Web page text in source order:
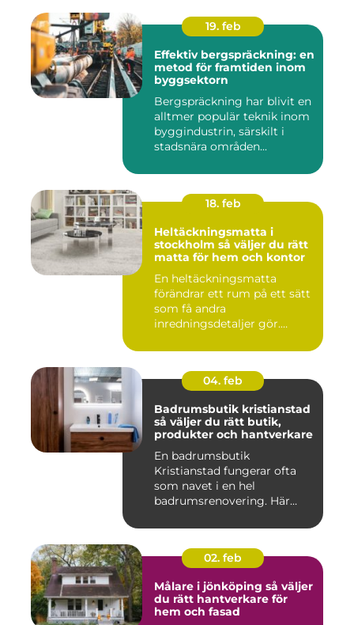
19. feb
Effektiv bergspräckning: en
metod för framtiden inom
byggsektorn
Bergspräckning har blivit en
alltmer populär teknik inom
byggindustrin, särskilt i
stadsnära områden...
18. feb
Heltäckningsmatta i
stockholm så väljer du rätt
matta för hem och kontor
En heltäckningsmatta
förändrar ett rum på ett sätt
som få andra
inredningsdetaljer gör.
04. feb
Badrumsbutik kristianstad
så väljer du rätt butik,
produkter och hantverkare
En badrumsbutik
Kristianstad fungerar ofta
som navet i en hel
badrumsrenovering. Här
02. feb
Målare i jönköping så väljer
du rätt hantverkare för
hem och fasad